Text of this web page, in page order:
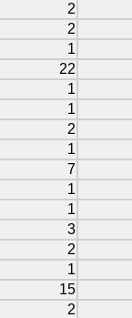
2
2
1
22
1
1
2
1
7
1
1
3
2
1
15
2